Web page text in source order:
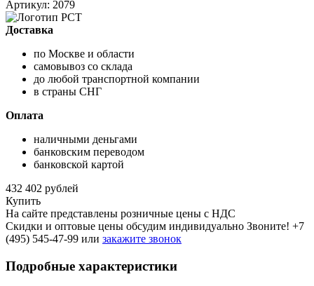
Артикул: 2079
Доставка
по Москве и области
самовывоз со склада
до любой транспортной компании
в страны СНГ
Оплата
наличными деньгами
банковским переводом
банковской картой
432 402 рублей
Купить
На сайте представлены розничные цены с НДС
Скидки и оптовые цены обсудим индивидуально Звоните! +7
(495) 545-47-99 или закажите звонок
Подробные характеристики